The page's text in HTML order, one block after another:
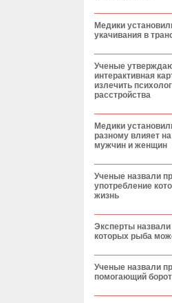
Медики
укачивания в
Ученые
интерактивная
излечить
расстройства
Медики
разному влияет
мужчин и женщин
Ученые назвали
употребление
жизнь
Эксперты назвали
которых рыба
Ученые назвали
помогающий